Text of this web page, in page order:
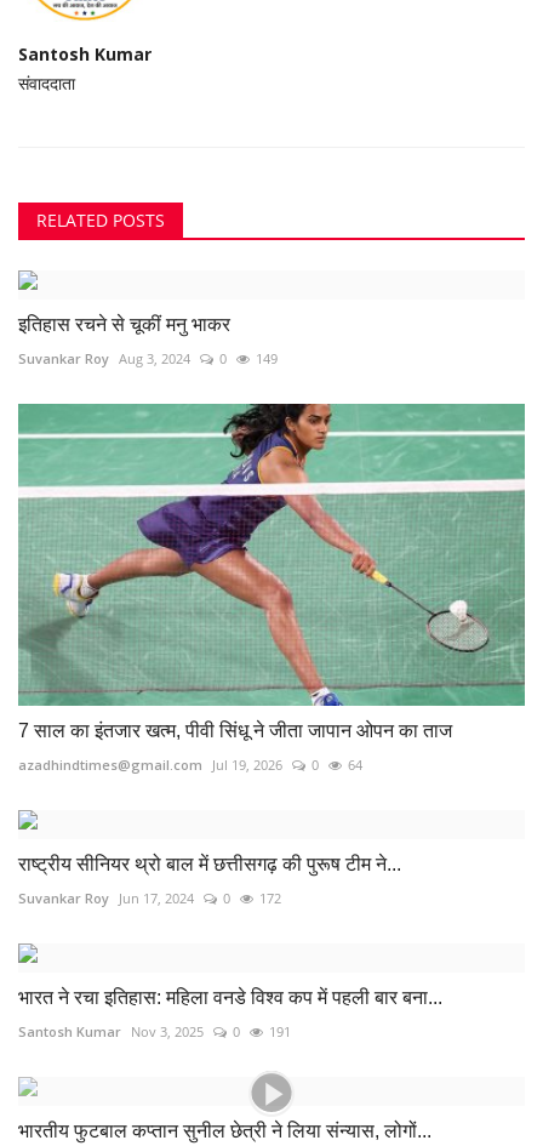
Santosh Kumar
संवाददाता
RELATED POSTS
इतिहास रचने से चूकीं मनु भाकर
Suvankar Roy Aug 3, 2024 0 149
7 साल का इंतजार खत्म, पीवी सिंधू ने जीता जापान ओपन का ताज
azadhindtimes@gmail.com Jul 19, 2026 0 64
राष्ट्रीय सीनियर थ्रो बाल में छत्तीसगढ़ की पुरूष टीम ने...
Suvankar Roy Jun 17, 2024 0 172
भारत ने रचा इतिहास: महिला वनडे विश्व कप में पहली बार बना...
Santosh Kumar Nov 3, 2025 0 191
भारतीय फुटबाल कप्तान सुनील छेत्री ने लिया संन्यास, लोगों...